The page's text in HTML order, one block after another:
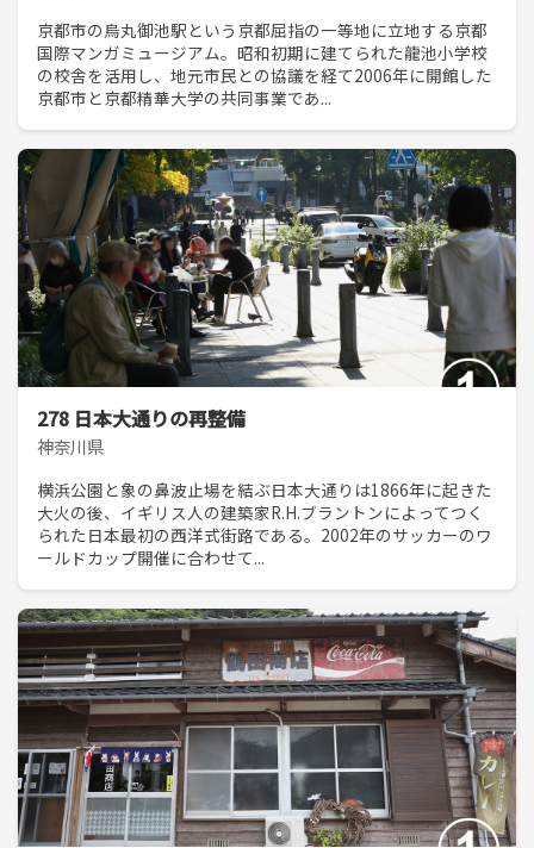
京都市の烏丸御池駅という京都屈指の一等地に立地する京都
国際マンガミュージアム。昭和初期に建てられた龍池小学校
の校舎を活用し、地元市民との協議を経て2006年に開館した
京都市と京都精華大学の共同事業であ...
278 日本大通りの再整備
神奈川県
横浜公園と象の鼻波止場を結ぶ日本大通りは1866年に起きた
大火の後、イギリス人の建築家R.H.ブラントンによってつく
られた日本最初の西洋式街路である。2002年のサッカーのワ
ールドカップ開催に合わせて...